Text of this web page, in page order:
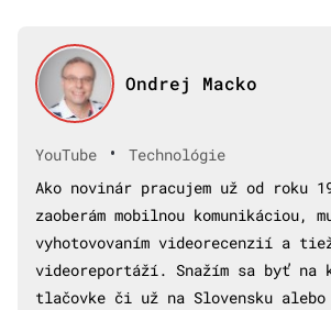
Ondrej Macko
YouTube •
Technológie
Ako novinár pracujem už od roku
zaoberám mobilnou komunikáciou,
vyhotovovaním videorecenzií a
videoreportáží. Snažím sa byť na
tlačovke či už na Slovensku